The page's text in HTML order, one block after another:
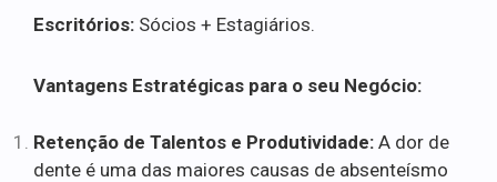
Escritórios: Sócios + Estagiários.
Vantagens Estratégicas para o seu Negócio:
Retenção de Talentos e Produtividade: A dor de
dente é uma das maiores causas de absenteísmo